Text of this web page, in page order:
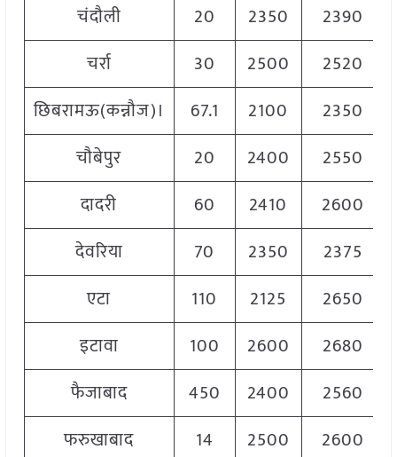
चंदौली
20 2350 2390
चर्रा
30 2500 2520
छिबरामऊ(कन्नौज)।
67.1 2100 2350
चौबेपुर
20 2400 2550
दादरी
60 2410 2600
देवरिया
70 2350 2375
एटा
110 2125 2650
इटावा
100 2600 2680
फैजाबाद
450 2400 2560
फरुखाबाद
14 2500 2600